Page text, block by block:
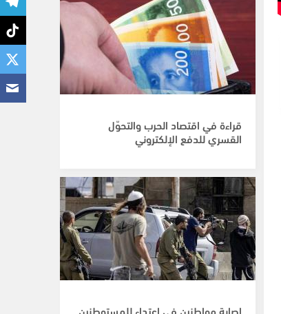
قراءة في اقتصاد الحرب والتحوّل
القسري للدفع الإلكتروني
إصابة مواطنين في اعتداء للمستوطنين